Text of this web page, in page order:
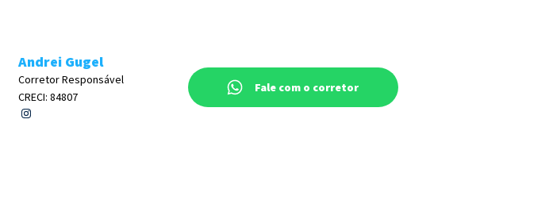
Andrei Gugel
Corretor Responsável
CRECI: 84807
Fale com o corretor